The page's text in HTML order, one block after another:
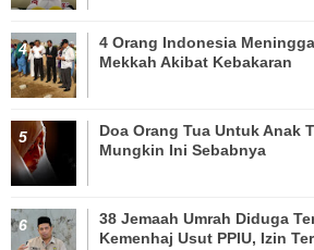
4 Orang Indonesia
Mekkah Akibat Kebakaran
Doa Orang Tua Untuk Anak
Mungkin Ini Sebabnya
38 Jemaah Umrah Diduga
Kemenhaj Usut PPIU, Izin